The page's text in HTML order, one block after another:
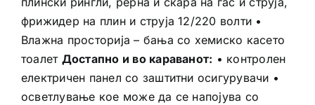
фрижидер на плин и струја 12/220 волти •
Влажна просторија – бања со хемиско касето
тоалет Достапно и во караванот: • контролен
електричен панел со заштитни осигурувачи •
осветлување кое може да се напојува со